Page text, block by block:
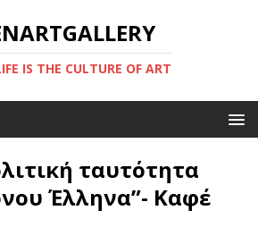
IS THE CULTURE OF ART
ταυτότητα
Έλληνα”- Καφέ